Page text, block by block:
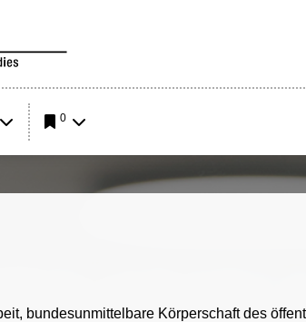
0
bundesunmittelbare Körperschaft des